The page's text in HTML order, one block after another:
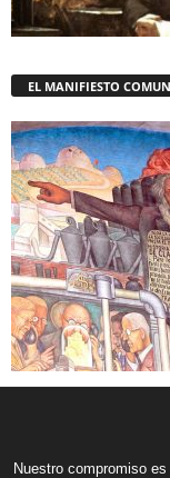
EL MANIFIESTO
Nuestro compromiso